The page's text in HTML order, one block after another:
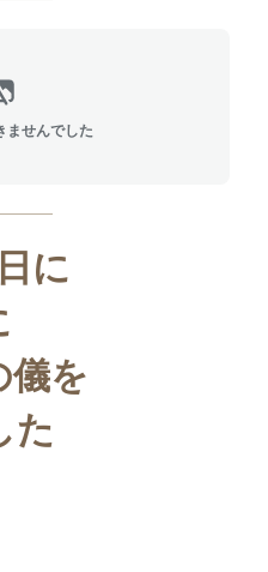
ませんでした
日に
儀を
た